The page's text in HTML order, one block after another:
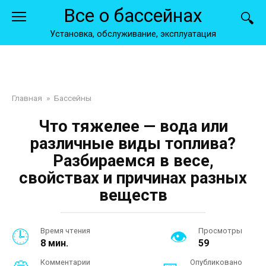
Все о бассейнах
Установка, обслуживание, эксплуатация
Главная » Бассейны
Что тяжелее — вода или
различные виды топлива?
Разбираемся в весе,
свойствах и причинах разных
веществ
Время чтения
8 мин.
Просмотры
59
Комментарии Опубликовано